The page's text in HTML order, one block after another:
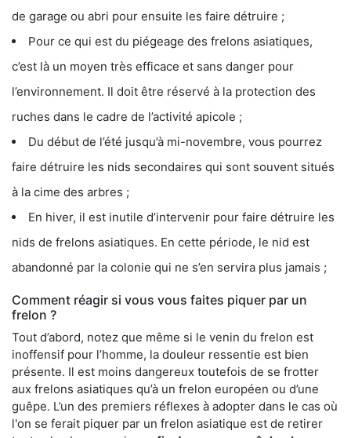
de garage ou abri pour ensuite les faire détruire ;
Pour ce qui est du piégeage des frelons asiatiques,
c’est là un moyen très efficace et sans danger pour
l’environnement. Il doit être réservé à la protection des
ruches dans le cadre de l’activité apicole ;
Du début de l’été jusqu’à mi-novembre, vous pourrez
faire détruire les nids secondaires qui sont souvent situés
à la cime des arbres ;
En hiver, il est inutile d’intervenir pour faire détruire les
nids de frelons asiatiques. En cette période, le nid est
abandonné par la colonie qui ne s’en servira plus jamais ;
Comment réagir si vous vous faites piquer par un
frelon ?
Tout d’abord, notez que même si le venin du frelon est
inoffensif pour l’homme, la douleur ressentie est bien
présente. Il est moins dangereux toutefois de se frotter
aux frelons asiatiques qu’à un frelon européen ou d’une
guêpe. L’un des premiers réflexes à adopter dans le cas où
l'on se ferait piquer par un frelon asiatique est de retirer